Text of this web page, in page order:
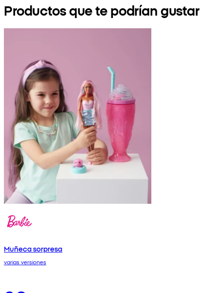
Productos que te podrían gustar
Muñeca sorpresa
varias versiones